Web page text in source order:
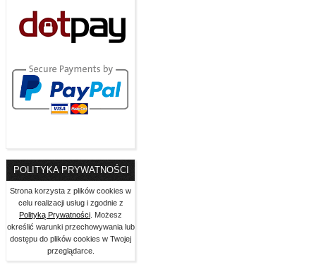
POLITYKA PRYWATNOŚCI
Strona korzysta z plików cookies w
celu realizacji usług i zgodnie z
Polityką Prywatności . Możesz
określić warunki przechowywania lub
dostępu do plików cookies w Twojej
przeglądarce.